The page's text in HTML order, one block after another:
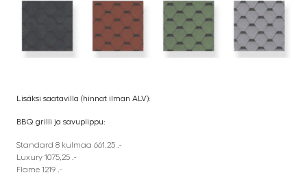
Lisäksi saatavilla (hinnat ilman ALV):
BBQ grilli ja savupiippu:
Standard 8 kulmaa 661,25 .-
Luxury 1075,25 .-
Flame 1219 .-